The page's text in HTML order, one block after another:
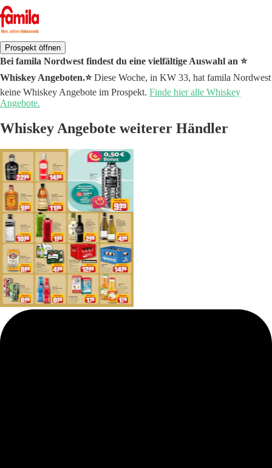
Prospekt öffnen
Bei famila Nordwest findest du eine vielfältige Auswahl an ⭐️
Whiskey Angeboten.⭐️Diese Woche, in KW 33, hat famila Nordwest
keine Whiskey Angebote im Prospekt. Finde hier alle Whiskey
Angebote.
Whiskey Angebote weiterer Händler